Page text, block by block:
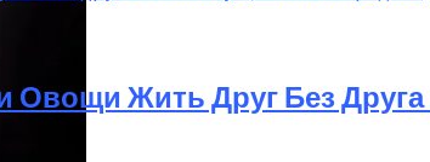
Жить Друг Без